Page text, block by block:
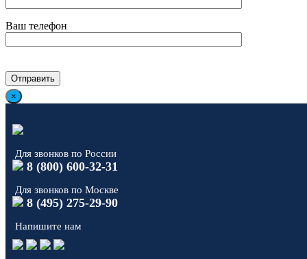
Ваш телефон
×
Для звонков по России
8 (800) 600-32-31
Для звонков по Москве
8 (495) 275-29-90
Напишите нам